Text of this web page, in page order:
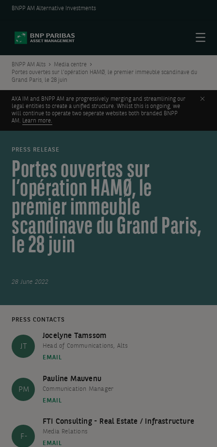
BNPP AM Alternative Investments
BNPP AM Alts
Media centre
Portes ouvertes sur l’opération HAMØ, le premier immeuble scandinave du
Grand Paris, le 28 juin
AXA IM and BNPP AM are progressively merging and streamlining our
legal entities to create a unified structure. Whilst this is ongoing, we
will continue to operate two seperate websites both branded BNPP
AM. Learn more.
PRESS RELEASE
Portes ouvertes sur
l’opération HAMØ, le
premier immeuble
scandinave du Grand Paris,
le 28 juin
28 June 2022
PRESS CONTACTS
JT
Jocelyne Tamssom
Head of Communications, Alts
EMAIL
PM
Pauline Mauvenu
Communication Manager
EMAIL
F-
FTI Consulting - Real Estate / Infrastructure
Media Relations
EMAIL